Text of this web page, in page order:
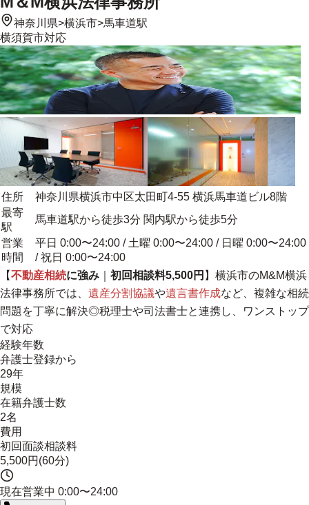
神奈川県>横浜市>馬車道駅
横須賀市対応
住所
神奈川県横浜市中区太田町4-55 横浜馬車道ビル8階
最寄
駅
馬車道駅から徒歩3分 関内駅から徒歩5分
営業
時間
平日 0:00〜24:00 / 土曜 0:00〜24:00 / 日曜 0:00〜24:00
/ 祝日 0:00〜24:00
【不動産相続に強み 初回相談料5,500円 】横浜市のM&M横浜
法律事務所では、 遺産分割協議や遺言書作成など、複雑な相続
問題を丁寧に解決◎税理士や司法書士と連携し、
ワンストップ
で対応
経験年数
弁護士登録から
29年
規模
在籍弁護士数
2名
費用
初回面談相談料
5,500円(60分)
現在営業中 0:00〜24:00